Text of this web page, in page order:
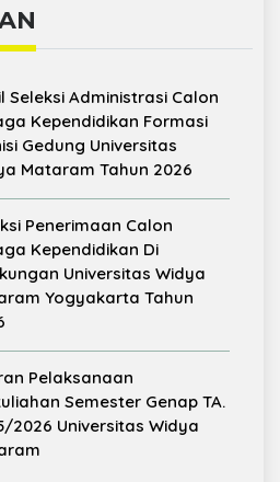
Seleksi Administrasi Calon
Kependidikan Formasi
Gedung Universitas
Mataram Tahun 2026
Penerimaan Calon
Kependidikan Di
Universitas Widya
Yogyakarta Tahun
Pelaksanaan
Semester Genap TA.
2026 Universitas Widya